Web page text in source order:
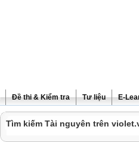
Đề thi & Kiểm tra Tư liệu E-
Tìm kiếm Tài nguyên trên